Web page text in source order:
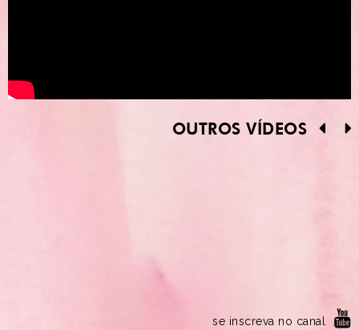
OUTROS VÍDEOS
se inscreva no canal